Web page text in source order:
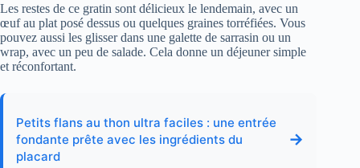
Les restes de ce gratin sont délicieux le lendemain, avec un
œuf au plat posé dessus ou quelques graines torréfiées. Vous
pouvez aussi les glisser dans une galette de sarrasin ou un
wrap, avec un peu de salade. Cela donne un déjeuner simple
et réconfortant.
Petits flans au thon ultra faciles : une entrée
fondante prête avec les ingrédients du
placard
→